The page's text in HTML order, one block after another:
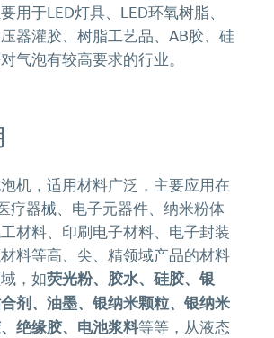
用于LED灯具、LED环氧树脂、
器灌胶、树脂工艺品、AB胶、硅
气泡有较高要求的行业。
机，适用材料广泛，主要应用在
疗器械、电子元器件、纳米粉体
材料、印刷电子材料、电子封装
料等高、尖、精领域产品的材料
，如荧光粉、胶水、硅胶、银
剂、油墨、银纳米颗粒、银纳米
绝缘胶、电池浆料等等，从液态